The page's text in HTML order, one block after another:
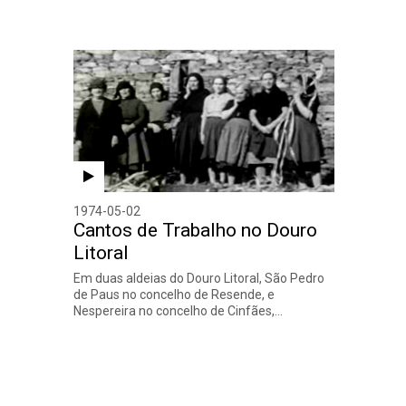
1974-05-02
Cantos de Trabalho no Douro
Litoral
Em duas aldeias do Douro Litoral, São Pedro
de Paus no concelho de Resende, e
Nespereira no concelho de Cinfães,…